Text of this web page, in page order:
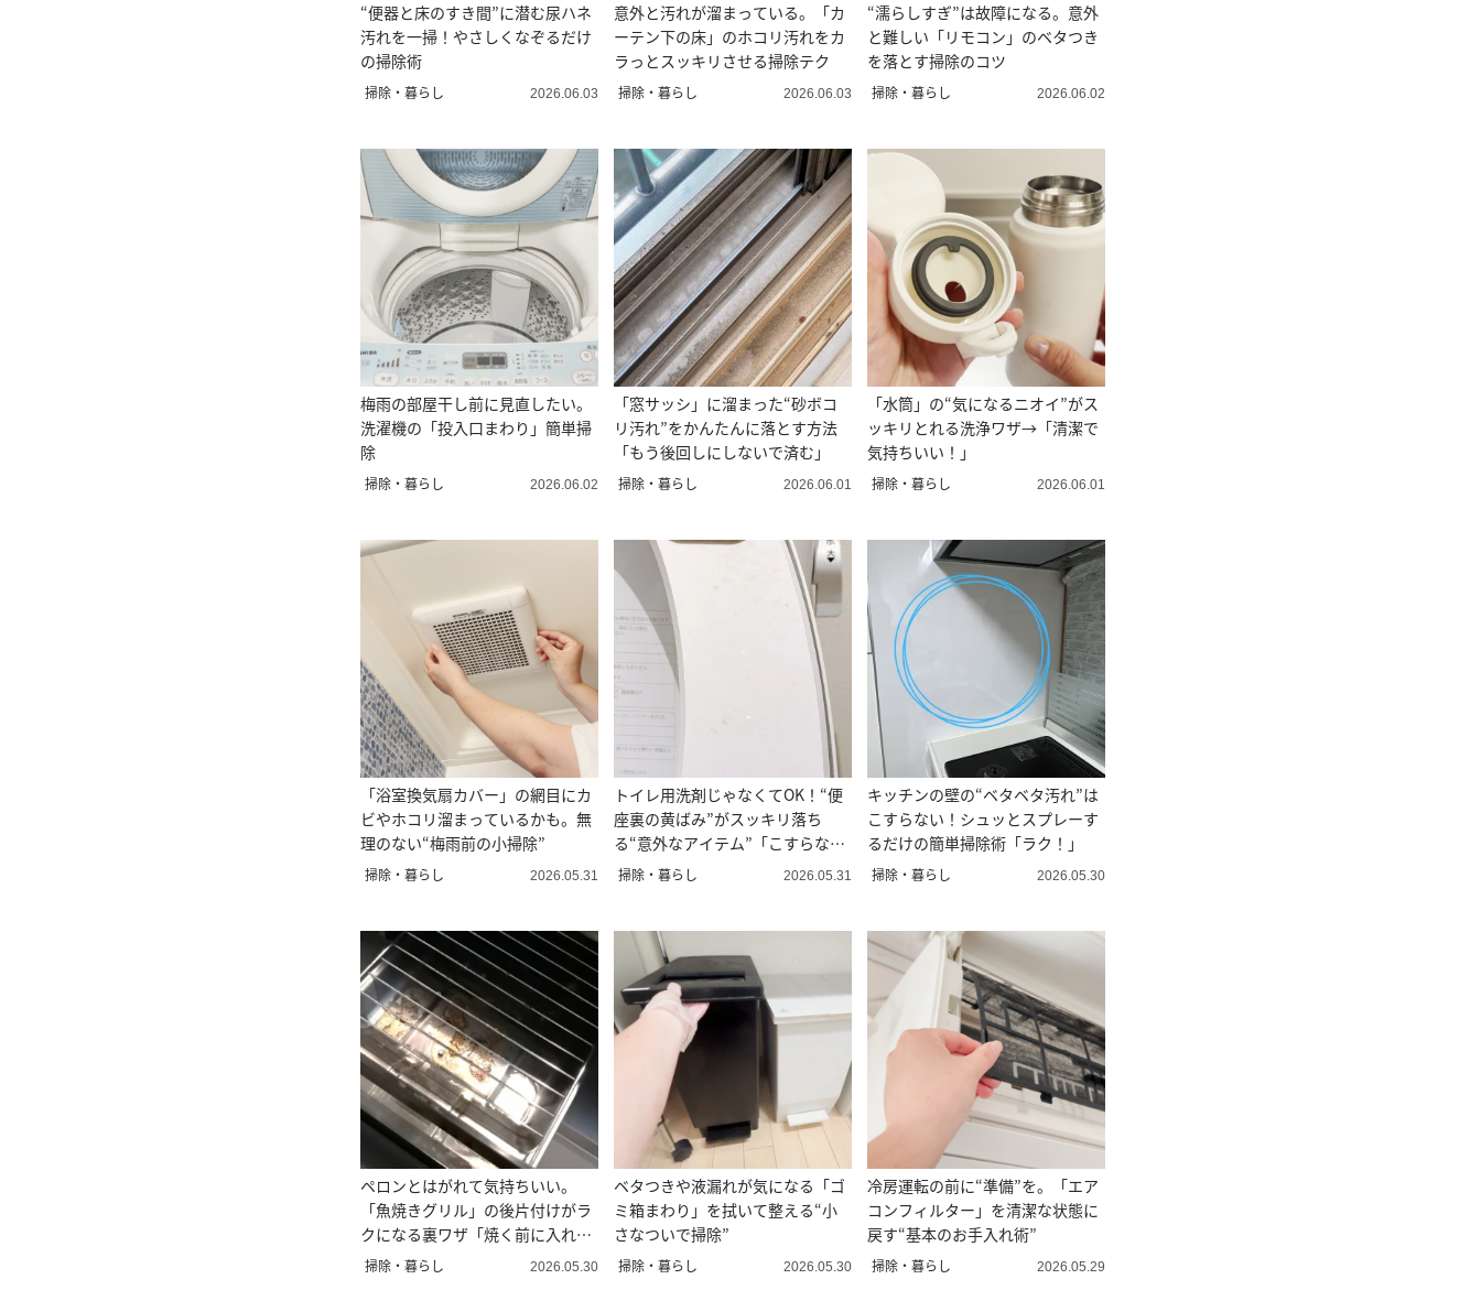
“便器と床のすき間”に潜む尿ハネ
汚れを一掃！やさしくなぞるだけ
の掃除術
掃除・暮らし 2026.06.03
意外と汚れが溜まっている。「カ
ーテン下の床」のホコリ汚れをカ
ラっとスッキリさせる掃除テク
掃除・暮らし 2026.06.03
“濡らしすぎ”は故障になる。意外
と難しい「リモコン」のベタつき
を落とす掃除のコツ
掃除・暮らし 2026.06.02
梅雨の部屋干し前に見直したい。
洗濯機の「投入口まわり」簡単掃
除
掃除・暮らし 2026.06.02
「窓サッシ」に溜まった“砂ボコ
リ汚れ”をかんたんに落とす方法
「もう後回しにしないで済む」
掃除・暮らし 2026.06.01
「水筒」の“気になるニオイ”がス
ッキリとれる洗浄ワザ→「清潔で
気持ちいい！」
掃除・暮らし 2026.06.01
「浴室換気扇カバー」の網目にカ
ビやホコリ溜まっているかも。無
理のない“梅雨前の小掃除”
掃除・暮らし 2026.05.31
トイレ用洗剤じゃなくてOK！“便
座裏の黄ばみ”がスッキリ落ち
る“意外なアイテム”「こすらな
い」
掃除・暮らし 2026.05.31
キッチンの壁の“ベタベタ汚れ”は
こすらない！シュッとスプレーす
るだけの簡単掃除術「ラク！」
掃除・暮らし 2026.05.30
ペロンとはがれて気持ちいい。
「魚焼きグリル」の後片付けがラ
クになる裏ワザ「焼く前に入れる
だけ」
掃除・暮らし 2026.05.30
ベタつきや液漏れが気になる「ゴ
ミ箱まわり」を拭いて整える“小
さなついで掃除”
掃除・暮らし 2026.05.30
冷房運転の前に“準備”を。「エア
コンフィルター」を清潔な状態に
戻す“基本のお手入れ術”
掃除・暮らし 2026.05.29